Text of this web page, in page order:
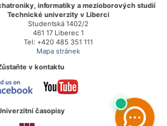
informatiky a mezioborových studií
Technické univerzity v Liberci
Studentská 1402/2
461 17 Liberec 1
Tel: +420 485 351 111
Mapa stránek
v kontaktu
časopisy